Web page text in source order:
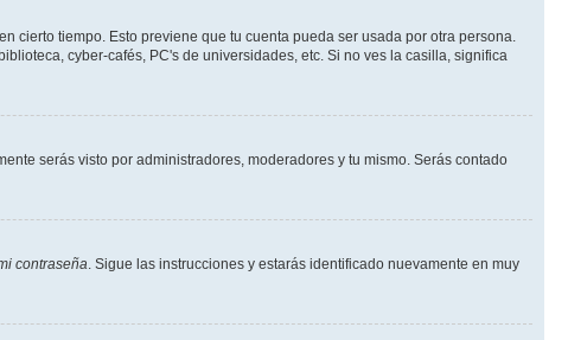
cierto tiempo. Esto previene que tu cuenta pueda ser usada por otra persona.
cyber-cafés, PC's de universidades, etc. Si no ves la casilla, significa
serás visto por administradores, moderadores y tu mismo. Serás contado
contraseña. Sigue las instrucciones y estarás identificado nuevamente en muy